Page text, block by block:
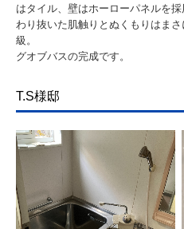
はタイル、壁はホーローパネ
わり抜いた肌触りとぬくもりはま
級。 最後までこ
グオブバスの完成です。
T.S様邸